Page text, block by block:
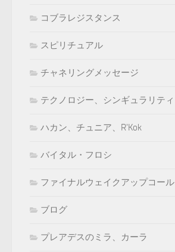
コブラレジスタンス
スピリチュアル
チャネリングメッセージ
テクノロジー、シンギュラリティ
ハカン、チュニア、R'Kok
バイタル・フロシ
ファイナルウェイクアップコール
ブログ
プレアデスのミラ、カーラ